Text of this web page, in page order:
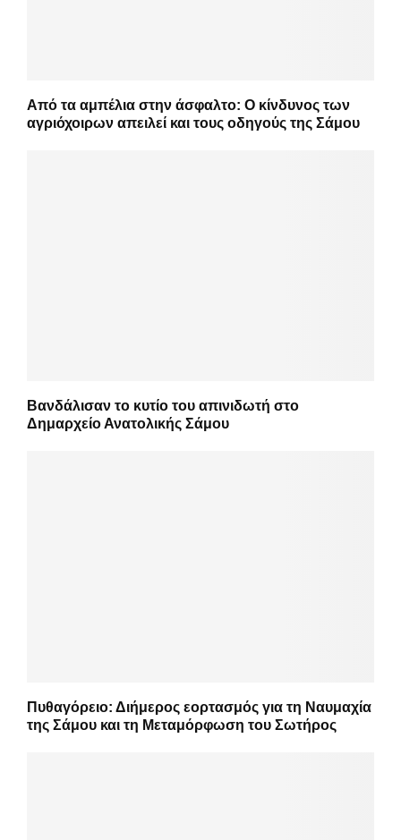
Από τα αμπέλια στην άσφαλτο: Ο κίνδυνος των
αγριόχοιρων απειλεί και τους οδηγούς της Σάμου
Βανδάλισαν το κυτίο του απινιδωτή στο
Δημαρχείο Ανατολικής Σάμου
Πυθαγόρειο: Διήμερος εορτασμός για τη Ναυμαχία
της Σάμου και τη Μεταμόρφωση του Σωτήρος